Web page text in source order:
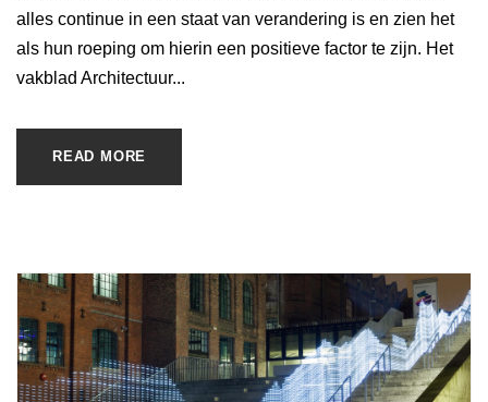
alles continue in een staat van verandering is en zien het
als hun roeping om hierin een positieve factor te zijn. Het
vakblad Architectuur...
READ MORE